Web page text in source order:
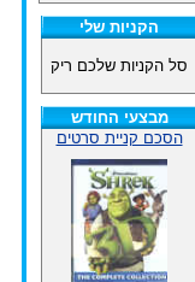
הקניות שלי
סל הקניות שלכם ריק
מבצעי החודש
הסכם קניית סרטים